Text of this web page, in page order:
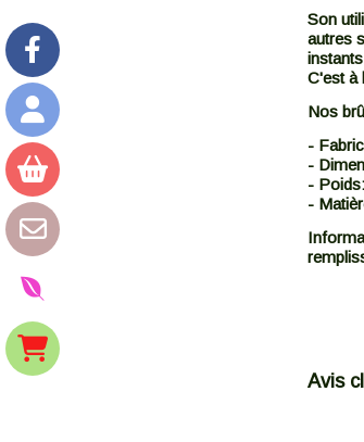
Son
autres
C'est à
Nos
-
-
-
-
Avis